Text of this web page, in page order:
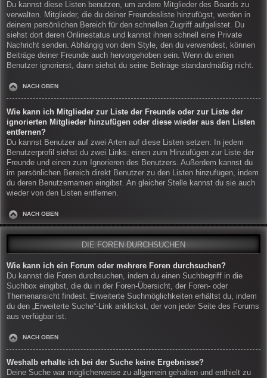
Du kannst diese Listen benutzen, um andere Mitglieder des Boards zu
verwalten. Mitglieder, die du deiner Freundesliste hinzufügst, werden in
deinem persönlichen Bereich für den schnellen Zugriff aufgelistet. Du
siehst dort deren Onlinestatus und kannst ihnen schnell eine Private
Nachricht senden. Abhängig von dem Style, den du verwendest, können
Beiträge deiner Freunde auch hervorgehoben sein. Wenn du einen
Benutzer ignorierst, dann siehst du seine Beiträge standardmäßig nicht.
NACH OBEN
Wie kann ich Mitglieder zur Liste der Freunde oder zur Liste der
ignorierten Mitglieder hinzufügen oder diese wieder aus den Listen
entfernen?
Du kannst Benutzer auf zwei Arten auf diese Listen setzen: In jedem
Benutzerprofil siehst du zwei Links: einen zum Hinzufügen zur Liste der
Freunde und einen zum Ignorieren des Benutzers. Außerdem kannst du
im persönlichen Bereich direkt Benutzer zu den Listen hinzufügen, indem
du deren Benutzernamen eingibst. An gleicher Stelle kannst du sie auch
wieder von den Listen entfernen.
NACH OBEN
DIE FOREN DURCHSUCHEN
Wie kann ich ein Forum oder mehrere Foren durchsuchen?
Du kannst die Foren durchsuchen, indem du einen Suchbegriff in die
Suchbox eingibst, die du in der Foren-Übersicht, der Foren- oder
Themenansicht findest. Erweiterte Suchmöglichkeiten erhältst du, indem
du den „Erweiterte Suche“-Link anklickst, der von jeder Seite des Forums
aus verfügbar ist.
NACH OBEN
Weshalb erhalte ich bei der Suche keine Ergebnisse?
Deine Suche war möglicherweise zu allgemein gehalten und enthielt zu